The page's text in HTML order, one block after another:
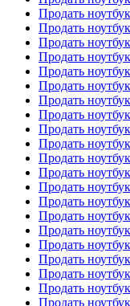
Продать
Продать
Продать
Продать
Продать
Продать
Продать
Продать
Продать
Продать
Продать
Продать
Продать
Продать
Продать
Продать
Продать
Продать
Продать
Продать
Продать